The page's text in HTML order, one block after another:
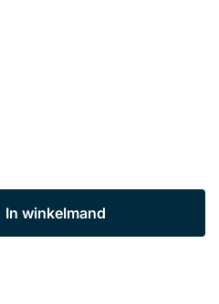
In winkelmand